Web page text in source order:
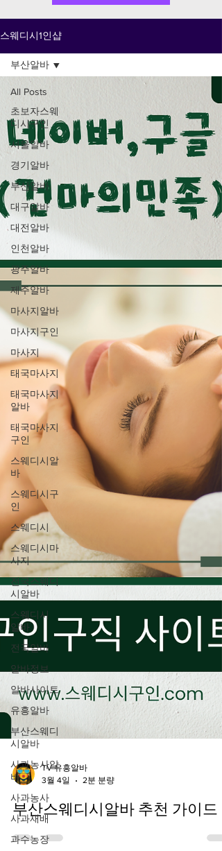
스웨디시1인샵
All Posts
초보자스웨
디시구인
서울알바
경기알바
부산알바
대구알바
대전알바
인천알바
광주알바
제주알바
마사지알바
마사지구인
마사지
태국마사지
태국마사지
알바
태국마사지
구인
스웨디시알
바
스웨디시구
인
스웨디시
스웨디시마
사지
전국스웨디
시알바
스웨디시
알바
전국알바
알바정보
알바사이트
유흥알바
부산스웨디
시알바
사과농사알
바
사과농사
사과재배
과수농장
부산알바
TV 유흥알바
3월 4일
부산스웨디시알바 추천 가이드